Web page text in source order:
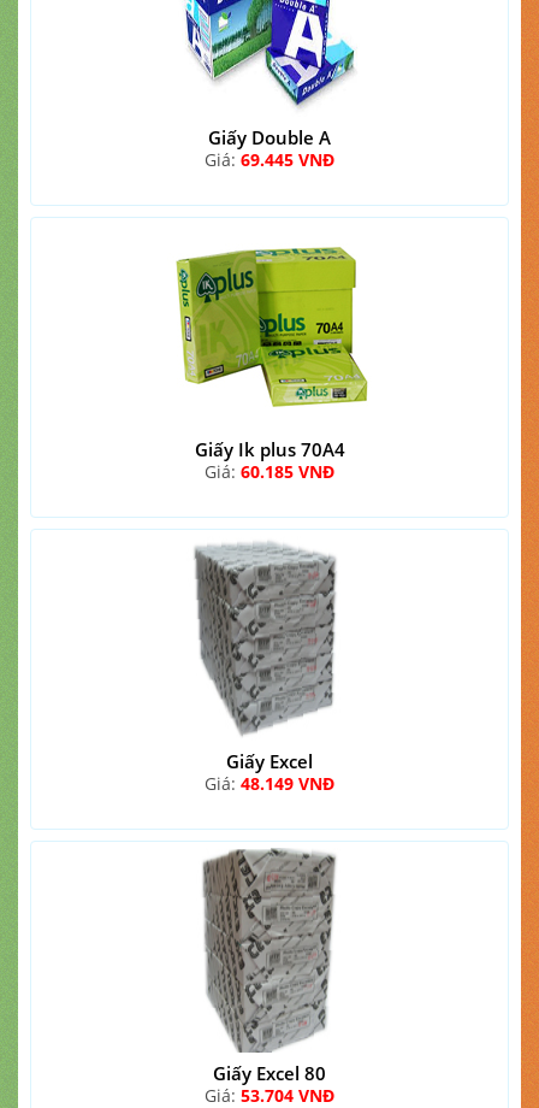
Giấy Double A
Giá: 69.445 VNĐ
Giấy Ik plus 70A4
Giá: 60.185 VNĐ
Giấy Excel
Giá: 48.149 VNĐ
Giấy Excel 80
Giá: 53.704 VNĐ